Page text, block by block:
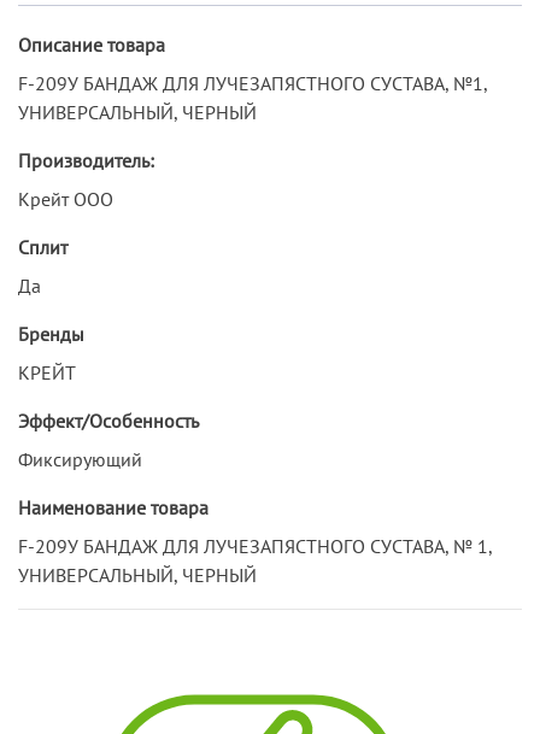
Описание товара
F-209У БАНДАЖ ДЛЯ ЛУЧЕЗАПЯСТНОГО СУСТАВА, №1,
УНИВЕРСАЛЬНЫЙ, ЧЕРНЫЙ
Производитель:
Крейт ООО
Сплит
Да
Бренды
КРЕЙТ
Эффект/Особенность
Фиксирующий
Наименование товара
F-209У БАНДАЖ ДЛЯ ЛУЧЕЗАПЯСТНОГО СУСТАВА, № 1,
УНИВЕРСАЛЬНЫЙ, ЧЕРНЫЙ